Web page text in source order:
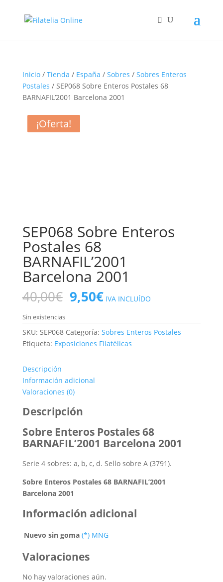
Inicio/ Tienda / España / Sobres / Sobres Enteros
Postales / SEP068 Sobre Enteros Postales 68
BARNAFIL’2001 Barcelona 2001
¡Oferta!
SEP068 Sobre Enteros
Postales 68
BARNAFIL’2001
Barcelona 2001
40,00€ El
precio
original
era:
40,00€.
9,50€El
precio
actual
es:
9,50€.
IVA INCLUÍDO
Sin existencias
SKU: SEP068 Categoría: Sobres Enteros Postales
Etiqueta: Exposiciones Filatélicas
Descripción
Información adicional
Valoraciones (0)
Descripción
Sobre Enteros Postales 68
BARNAFIL’2001 Barcelona 2001
Serie 4 sobres: a, b, c, d. Sello sobre A (3791).
Sobre Enteros Postales 68 BARNAFIL’2001
Barcelona 2001
Información adicional
Nuevo sin goma (*) MNG
Valoraciones
No hay valoraciones aún.
¡Oferta!